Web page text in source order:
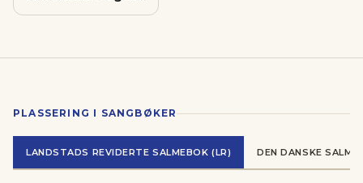
PLASSERING I SANGBØKER
LANDSTADS REVIDERTE SALMEBOK (LR) DEN DANSKE